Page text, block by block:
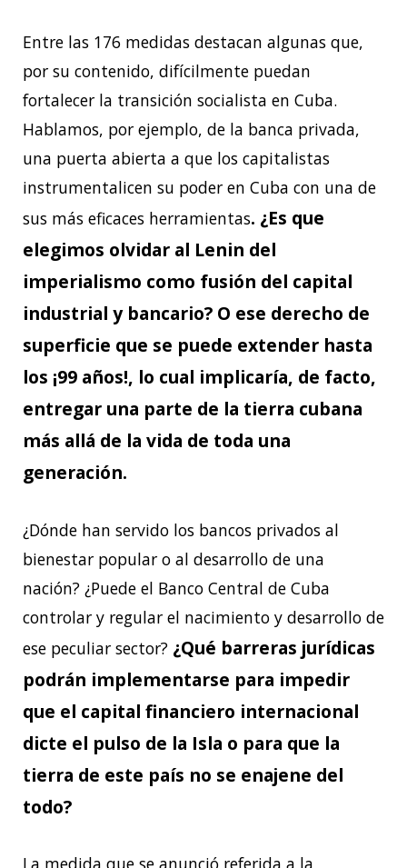
Entre las 176 medidas destacan algunas que,
por su contenido, difícilmente puedan
fortalecer la transición socialista en Cuba.
Hablamos, por ejemplo, de la banca privada,
una puerta abierta a que los capitalistas
instrumentalicen su poder en Cuba con una de
sus más eficaces herramientas. ¿Es que
elegimos olvidar al Lenin del
imperialismo como fusión del capital
industrial y bancario? O ese derecho de
superficie que se puede extender hasta
los ¡99 años!, lo cual implicaría, de facto,
entregar una parte de la tierra cubana
más allá de la vida de toda una
generación.
¿Dónde han servido los bancos privados al
bienestar popular o al desarrollo de una
nación? ¿Puede el Banco Central de Cuba
controlar y regular el nacimiento y desarrollo de
ese peculiar sector? ¿Qué barreras jurídicas
podrán implementarse para impedir
que el capital financiero internacional
dicte el pulso de la Isla o para que la
tierra de este país no se enajene del
todo?